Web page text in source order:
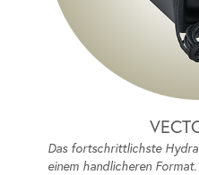
Das fortschrittlichste
einem handlicheren